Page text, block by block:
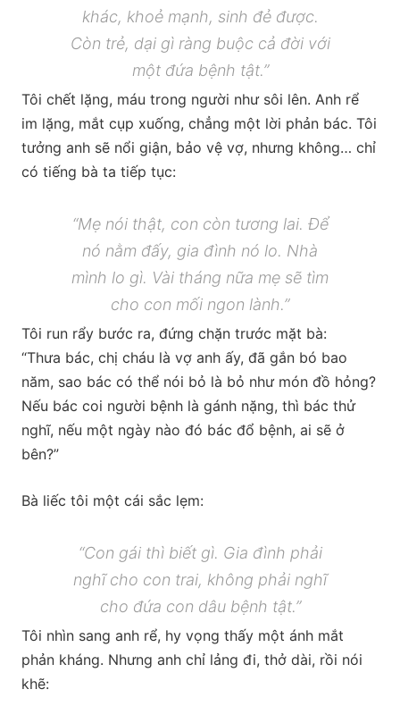
khác, khoẻ mạnh, sinh đẻ được.
Còn trẻ, dại gì ràng buộc cả đời với
một đứa bệnh tật.”
Tôi chết lặng, máu trong người như sôi lên. Anh rể
im lặng, mắt cụp xuống, chẳng một lời phản bác. Tôi
tưởng anh sẽ nổi giận, bảo vệ vợ, nhưng không… chỉ
có tiếng bà ta tiếp tục:
“Mẹ nói thật, con còn tương lai. Để
nó nằm đấy, gia đình nó lo. Nhà
mình lo gì. Vài tháng nữa mẹ sẽ tìm
cho con mối ngon lành.”
Tôi run rẩy bước ra, đứng chặn trước mặt bà:
“Thưa bác, chị cháu là vợ anh ấy, đã gắn bó bao
năm, sao bác có thể nói bỏ là bỏ như món đồ hỏng?
Nếu bác coi người bệnh là gánh nặng, thì bác thử
nghĩ, nếu một ngày nào đó bác đổ bệnh, ai sẽ ở
bên?”
Bà liếc tôi một cái sắc lẹm:
“Con gái thì biết gì. Gia đình phải
nghĩ cho con trai, không phải nghĩ
cho đứa con dâu bệnh tật.”
Tôi nhìn sang anh rể, hy vọng thấy một ánh mắt
phản kháng. Nhưng anh chỉ lảng đi, thở dài, rồi nói
khẽ: